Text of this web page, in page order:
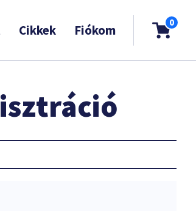
Cikkek Fiókom 0